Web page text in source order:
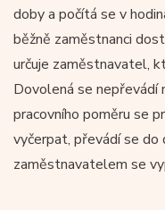
doby a počítá se v
běžně zaměstnanci
určuje zaměstnavatel,
Dovolená se nepřevádí
pracovního poměru se
vyčerpat, převádí se do
zaměstnavatelem se